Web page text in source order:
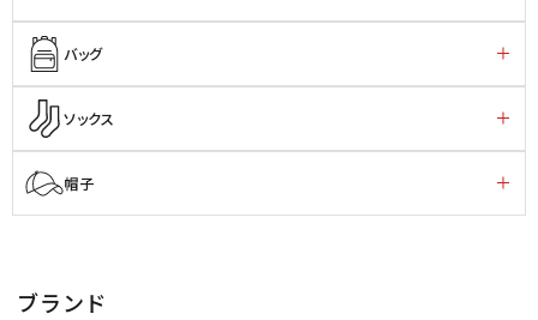
バッグ
ソックス
帽子
ブランド